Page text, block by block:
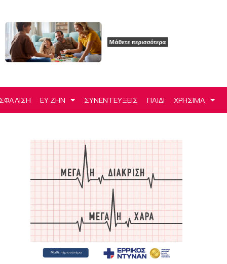
ΕΥ ΖΗΝ ΣΥΝΕΝΤΕΥΞΕΙΣ ΠΑΙΔΙ ΧΡΗΣΙΜΑ